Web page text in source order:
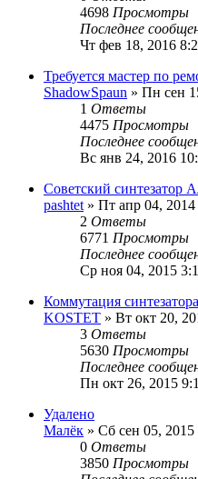
4698 Просмотры
Последнее
Чт фев 18, 2016
Требуется мастер по
ShadowSpaun » Пн сен
1 Ответы
4475 Просмотры
Последнее
Вс янв 24, 2016
Советский синтезатор
pashtet » Пт апр 04, 2014
2 Ответы
6771 Просмотры
Последнее
Ср ноя 04, 2015
Коммутация
KOSTET » Вт окт 20,
3 Ответы
5630 Просмотры
Последнее
Пн окт 26, 2015
Удалено
Малёк » Сб сен 05, 2015
0 Ответы
3850 Просмотры